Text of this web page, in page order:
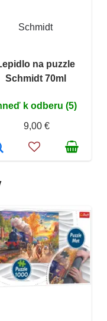
Schmidt
na puzzle
Schmidt 70ml
k odberu (5)
9,00 €